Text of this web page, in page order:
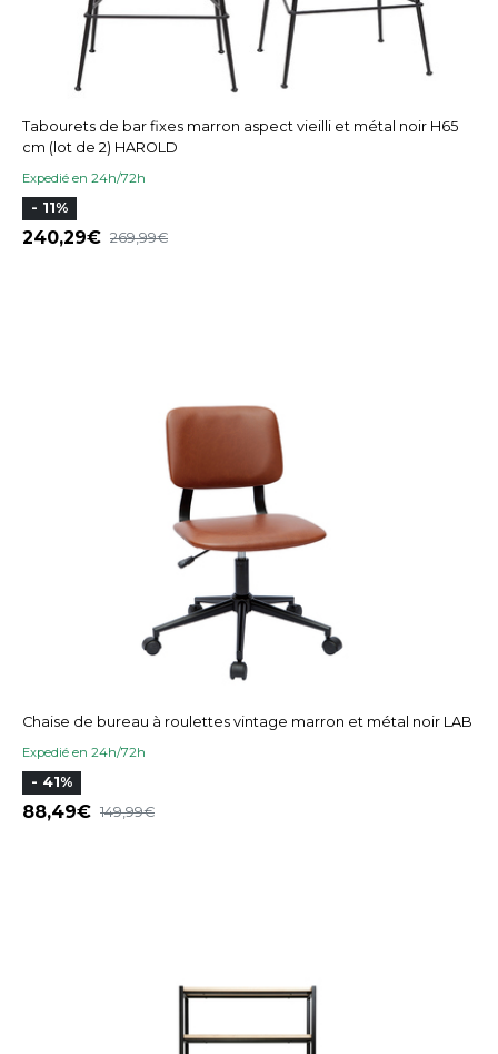
Tabourets de bar fixes marron aspect vieilli et métal noir H65
cm (lot de 2) HAROLD
Expedié en 24h/72h
- 11%
240,29 269,99
Chaise de bureau à roulettes vintage marron et métal noir LAB
Expedié en 24h/72h
- 41%
88,49 149,99